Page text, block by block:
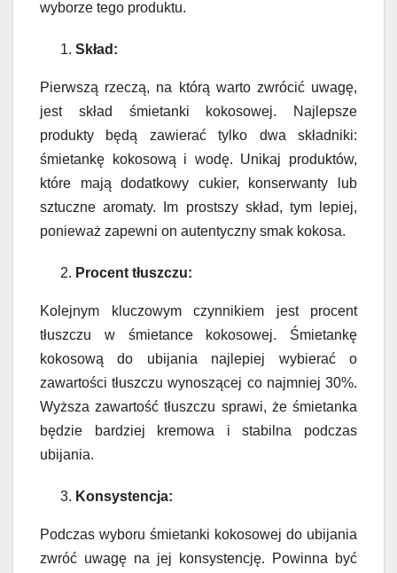
wyborze tego produktu.
Skład:
Pierwszą rzeczą, na którą warto zwrócić uwagę,
jest skład śmietanki kokosowej. Najlepsze
produkty będą zawierać tylko dwa składniki:
śmietankę kokosową i wodę. Unikaj produktów,
które mają dodatkowy cukier, konserwanty lub
sztuczne aromaty. Im prostszy skład, tym lepiej,
ponieważ zapewni on autentyczny smak kokosa.
Procent tłuszczu:
Kolejnym kluczowym czynnikiem jest procent
tłuszczu w śmietance kokosowej. Śmietankę
kokosową do ubijania najlepiej wybierać o
zawartości tłuszczu wynoszącej co najmniej 30%.
Wyższa zawartość tłuszczu sprawi, że śmietanka
będzie bardziej kremowa i stabilna podczas
ubijania.
Konsystencja:
Podczas wyboru śmietanki kokosowej do ubijania
zwróć uwagę na jej konsystencję. Powinna być